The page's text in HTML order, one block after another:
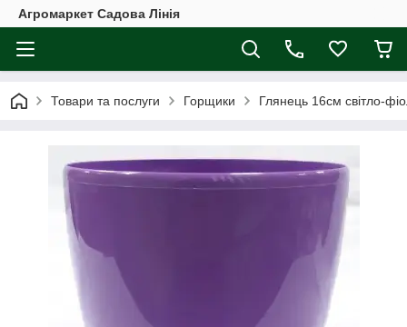
Агромаркет Садова Лінія
Товари та послуги Горщики Глянець 16см світло-